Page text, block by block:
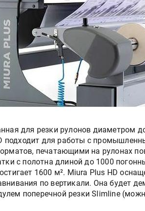
для резки рулонов диаметром
подходит для работы с
печатающими на рулонах
с полотна длиной до 1000
1600 м². Miura Plus HD
по вертикали. Она будет
поперечной резки Slimline